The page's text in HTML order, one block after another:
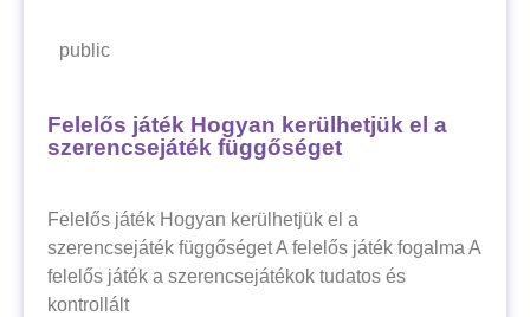
public
Felelős játék Hogyan kerülhetjük el a
szerencsejáték függőséget
Felelős játék Hogyan kerülhetjük el a
szerencsejáték függőséget A felelős játék fogalma A
felelős játék a szerencsejátékok tudatos és
kontrollált